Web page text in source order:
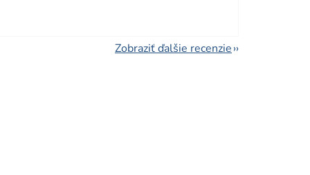
Zobraziť ďalšie recenzie